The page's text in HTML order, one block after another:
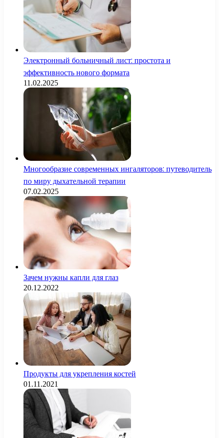
Электронный больничный лист: простота и
эффективность нового формата
11.02.2025
Многообразие современных ингаляторов: путеводитель
по миру дыхательной терапии
07.02.2025
Зачем нужны капли для глаз
20.12.2022
Продукты для укрепления костей
01.11.2021